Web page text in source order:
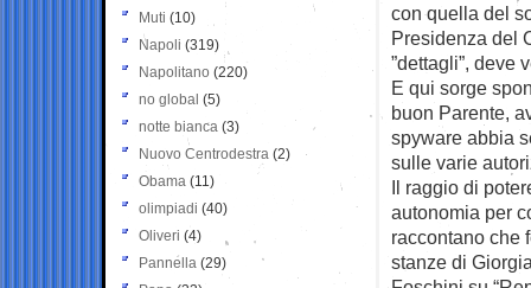
con quella del
Presidenza del
”dettagli”, deve
E qui sorge
buon Parente,
spyware abbia
sulle varie
Il raggio di
autonomia per
raccontano che
stanze di
Muti (10)
Napoli (319)
Napolitano (220)
no global (5)
notte bianca (3)
Nuovo Centrodestra (2)
Obama (11)
olimpiadi (40)
Oliveri (4)
Pannella (29)